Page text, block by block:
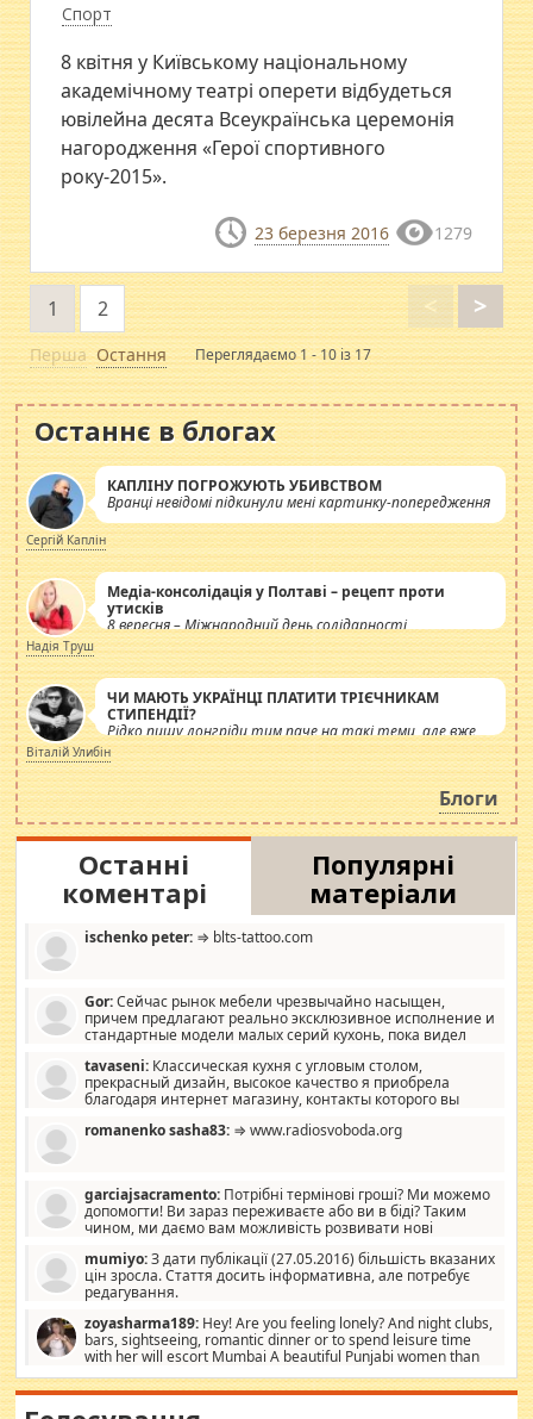
Спорт
8 квітня у Київському національному
академічному театрі оперети відбудеться
ювілейна десята Всеукраїнська церемонія
нагородження «Герої спортивного
року-2015».
23 березня 2016 1279
Перша
<
1 2 >
Остання Переглядаємо 1 - 10 із 17
Останнє в блогах
КАПЛІНУ ПОГРОЖУЮТЬ УБИВСТВОМ
Вранці невідомі підкинули мені картинку-попередження
Сергій Каплін
Медіа-консолідація у Полтаві – рецепт проти
утисків
8 вересня – Міжнародний день солідарності
журналістів.
Надія Труш
ЧИ МАЮТЬ УКРАЇНЦІ ПЛАТИТИ ТРІЄЧНИКАМ
СТИПЕНДІЇ?
Рідко пишу лонгріди тим паче на такі теми, але вже
просто дістало! Обурюють сьогоднішні інсенуації
навколо стипендіального питання. Штучно
роздувається ще одна соціальна катастрофа.
Віталій Улибін
Блоги
Останні
коментарі
Популярні
матеріали
ischenko peter: ⇒ blts-tattoo.com
Gor:Сейчас рынок мебели чрезвычайно насыщен,
причем предлагают реально эксклюзивное исполнение и
стандартные модели малых серий кухонь, пока видел
стандартные формы, в MebelOk, креативненько и что главное -
со вкусом все в порядке, без ненужных наворотов удорожающих
мебель, а это не последний фактор.
tavaseni: Классическая кухня с угловым столом,
прекрасный дизайн, высокое качество я приобрела
благодаря интернет магазину, контакты которого вы
romanenko sasha83: ⇒ www.radiosvoboda.org
garciajsacramento: Потрібні термінові гроші? Ми можемо
допомогти! Ви зараз переживаєте або ви в біді? Таким
чином, ми даємо вам можливість розвивати нові
допомагати людям, які намагаються дати їм шанс. Кожен
заслуговує на другий шанс, і, оскільки влада не зможе, вони
повинні приймати від інших. Для нас нема багато суми, і зрілість
витрат, а тільки узгоджених сум і нічого іншого. Не чекайте і не
коментуйте цей пост. Введіть суму, яку ви хочете подати, і ми
зв'яжемося з вами з усіма варіантами. зв'яжіться з нами
сьогодні на garciajsacramento@gmail.com Вам потрібні термінові
гроші? Ми можемо допомогти!
mumiyo:З дати публікації (27.05.2016) більшість вказаних
цін зросла. Стаття досить інформативна, але потребує
редагування.
zoyasharma189: Hey! Are you feeling lonely? And night clubs,
bars, sightseeing, romantic dinner or to spend leisure time
with her will escort Mumbai A beautiful Punjabi women than
sexy escort companion in arms that you guys feel like 5 star luxury
hotel had to spend the night in their search for loved solitaire free